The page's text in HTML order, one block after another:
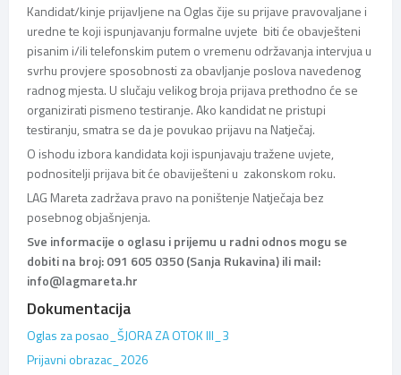
Kandidat/kinje prijavljene na Oglas čije su prijave pravovaljane i
uredne te koji ispunjavanju formalne uvjete biti će obavješteni
pisanim i/ili telefonskim putem o vremenu održavanja intervjua u
svrhu provjere sposobnosti za obavljanje poslova navedenog
radnog mjesta. U slučaju velikog broja prijava prethodno će se
organizirati pismeno testiranje. Ako kandidat ne pristupi
testiranju, smatra se da je povukao prijavu na Natječaj.
O ishodu izbora kandidata koji ispunjavaju tražene uvjete,
podnositelji prijava bit će obaviješteni u zakonskom roku.
LAG Mareta zadržava pravo na poništenje Natječaja bez
posebnog objašnjenja.
Sve informacije o oglasu i prijemu u radni odnos mogu se
dobiti na broj: 091 605 0350 (Sanja Rukavina) ili mail:
info@lagmareta.hr
Dokumentacija
Oglas za posao_ŠJORA ZA OTOK III_3
Prijavni obrazac_2026